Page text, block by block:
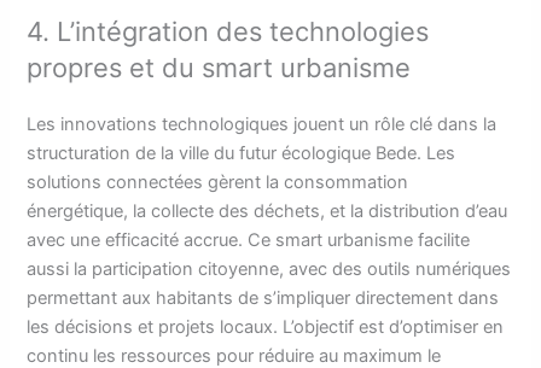
4. L’intégration des technologies
propres et du smart urbanisme
Les innovations technologiques jouent un rôle clé dans la
structuration de la ville du futur écologique Bede. Les
solutions connectées gèrent la consommation
énergétique, la collecte des déchets, et la distribution d’eau
avec une efficacité accrue. Ce smart urbanisme facilite
aussi la participation citoyenne, avec des outils numériques
permettant aux habitants de s’impliquer directement dans
les décisions et projets locaux. L’objectif est d’optimiser en
continu les ressources pour réduire au maximum le